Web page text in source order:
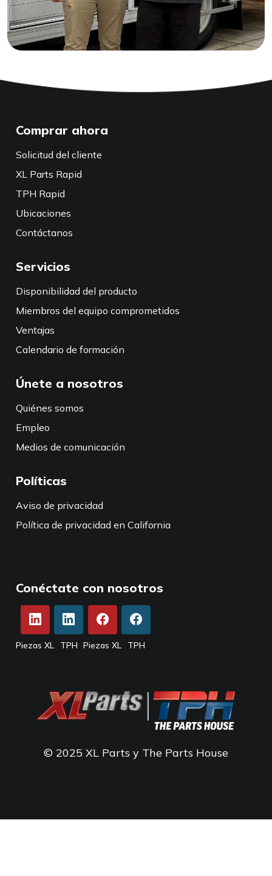
© 2025 XL Parts y The Parts House
Comprar ahora
Solicitud del cliente
XL Parts Rapid
TPH Rapid
Ubicaciones
Contáctanos
Servicios
Disponibilidad del producto
Miembros del equipo comprometidos
Ventajas
Calendario de formación
Únete a nosotros
Quiénes somos
Empleo
Medios de comunicación
Políticas
Aviso de privacidad
Política de privacidad en California
Conéctate con nosotros
Piezas XL TPH Piezas XL TPH